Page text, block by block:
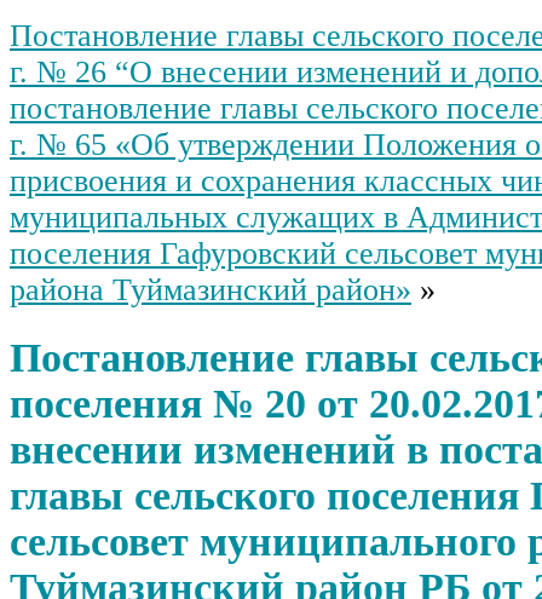
Постановление главы сельского
г. № 26 “О внесении изменений и
постановление главы сельского
г. № 65 «Об утверждении Положения о
присвоения и сохранения классных
муниципальных служащих в
поселения Гафуровский сельсовет
района Туймазинский район» »
Постановление главы
поселения № 20 от
внесении изменений в
главы сельского
сельсовет муниципального
Туймазинский район РБ от